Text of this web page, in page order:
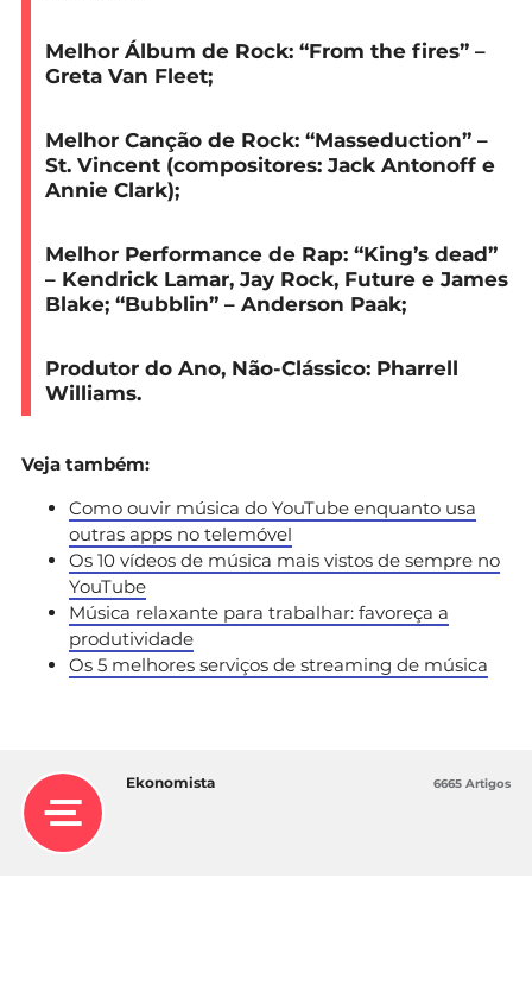
Melhor Álbum de Rock: “From the fires” –
Greta Van Fleet;
Melhor Canção de Rock: “Masseduction” –
St. Vincent (compositores: Jack Antonoff e
Annie Clark);
Melhor Performance de Rap: “King’s dead”
– Kendrick Lamar, Jay Rock, Future e James
Blake; “Bubblin” – Anderson Paak;
Produtor do Ano, Não-Clássico: Pharrell
Williams.
Veja também:
Como ouvir música do YouTube enquanto usa
outras apps no telemóvel
Os 10 vídeos de música mais vistos de sempre no
YouTube
Música relaxante para trabalhar: favoreça a
produtividade
Os 5 melhores serviços de streaming de música
Ekonomista 6665 Artigos